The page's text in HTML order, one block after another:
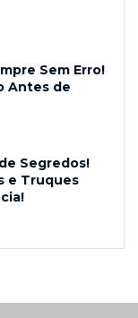
Sem Erro!
Antes de
Segredos!
e Truques